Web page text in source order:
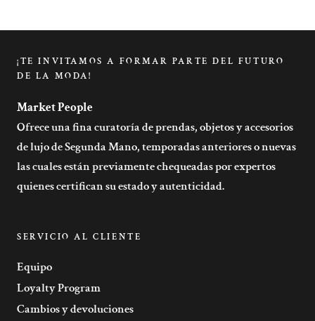
¡TE INVITAMOS A FORMAR PARTE DEL FUTURO
DE LA MODA!
Market People
Ofrece una fina curatoría de prendas, objetos y accesorios
de lujo de Segunda Mano, temporadas anteriores o nuevas
las cuales están previamente chequeadas por expertos
quienes certifican su estado y autenticidad.
SERVICIO AL CLIENTE
Equipo
Loyalty Program
Cambios y devoluciones